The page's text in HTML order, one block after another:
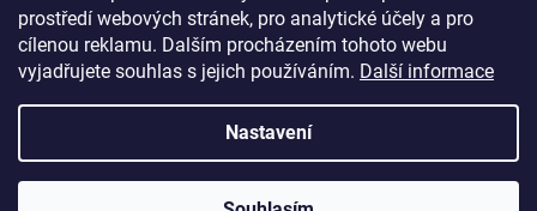
prostředí webových stránek, pro analytické účely a pro
cílenou reklamu. Dalším procházením tohoto webu
vyjadřujete souhlas s jejich používáním. Další informace
Nastavení
Xiaomi, Mi, Mijia a všechny ostatní názvy a propagační materiály
Xiaomi jsou ochranné známky nebo registrované ochranné
známky společnosti Xiaomi Inc. Naše společnost Store iStage s.r.o.
není s společností Xiaomi Inc. v žádném přímém vztahu ani není s
Copyright 2026XiaomiMarket.cz. Všechna práva vyhrazena.